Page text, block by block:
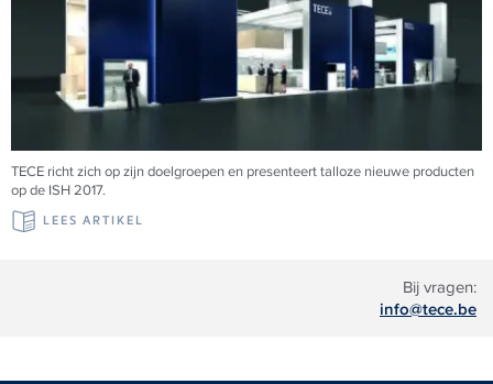
Bij vragen:
info@tece.be
TECE richt zich op zijn doelgroepen en presenteert talloze nieuwe producten
op de ISH 2017.
LEES ARTIKEL